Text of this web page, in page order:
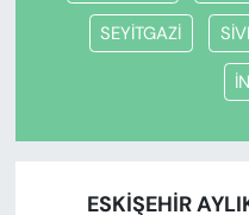
SEYİTGAZİ
ESKİŞEHİR